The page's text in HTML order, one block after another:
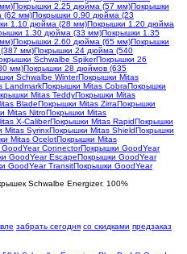
Покрышки 2.25 дюйма (57 мм)Покрышки
(62 мм)Покрышки 0.90 дюйма (23
1.10 дюйма (28 мм)Покрышки 1.20 дюйма
1.30 дюйма (33 мм)Покрышки 1.35
Покрышки 2.60 дюйма (65 мм)Покрышки
мм)Покрышки 24 дюйма (540
Schwalbe SpikerПокрышки 26
мм)Покрышки 28 дюймов (635
Schwalbe WinterПокрышки Mitas
LandmarkПокрышки Mitas CobraПокрышки
Mitas TeddyПокрышки Mitas
BladeПокрышки Mitas ZirraПокрышки
Mitas NitroПокрышки Mitas
X-CaliberПокрышки Mitas RapidПокрышки
Mitas SyrinxПокрышки Mitas ShieldПокрышки
Mitas OcelotПокрышки Mitas
ConnectorПокрышки GoodYear
GoodYear EscapeПокрышки GoodYear
GoodYear TransitПокрышки GoodYear
Schwalbe Energizer. 100%
забрать сегодня со скидками предзаказ